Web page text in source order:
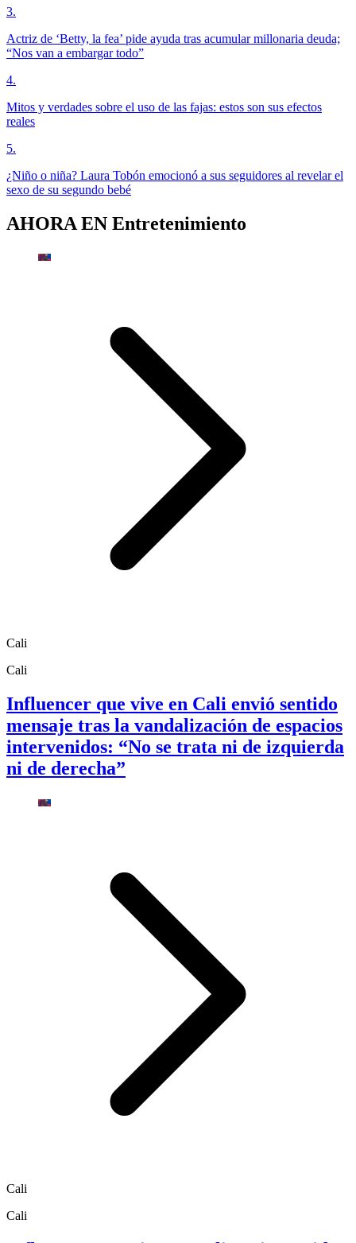
3.
Actriz de ‘Betty, la fea’ pide ayuda tras acumular millonaria deuda;
“Nos van a embargar todo”
4.
Mitos y verdades sobre el uso de las fajas: estos son sus efectos
reales
5.
¿Niño o niña? Laura Tobón emocionó a sus seguidores al revelar el
sexo de su segundo bebé
AHORA EN Entretenimiento
Cali
Cali
Influencer que vive en Cali envió sentido
mensaje tras la vandalización de espacios
intervenidos: “No se trata ni de izquierda
ni de derecha”
Cali
Cali